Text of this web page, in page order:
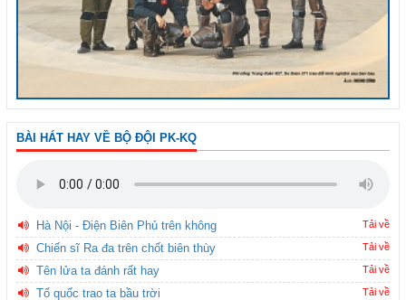
BÀI HÁT HAY VỀ BỘ ĐỘI PK-KQ
Hà Nội - Điện Biên Phủ trên không Tải về
Chiến sĩ Ra đa trên chốt biên thùy Tải về
Tên lửa ta đánh rất hay Tải về
Tổ quốc trao ta bầu trời Tải về